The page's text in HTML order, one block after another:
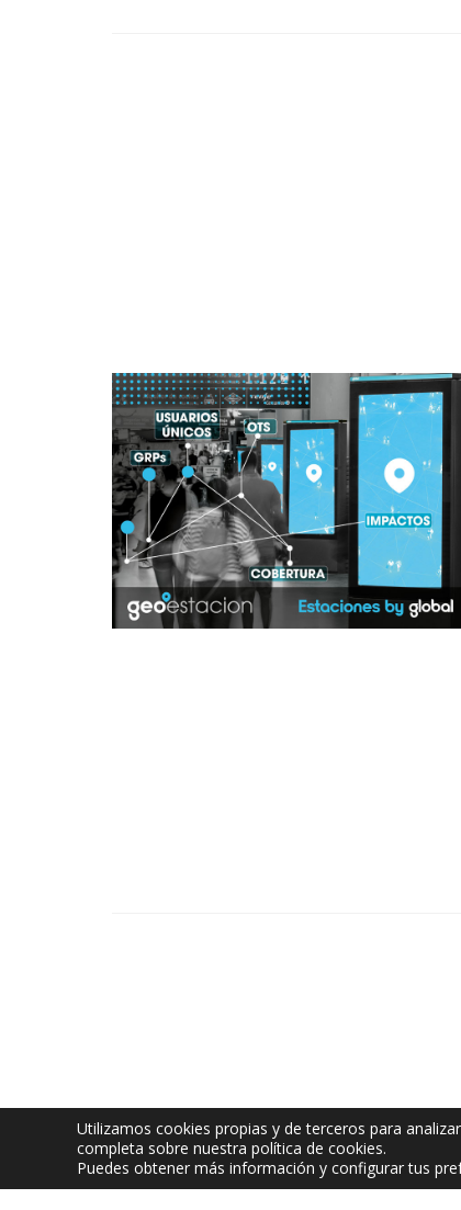
Utilizamos cookies propias y de terceros para
completa sobre nuestra política de cookies.
Puedes obtener más información y configurar tus